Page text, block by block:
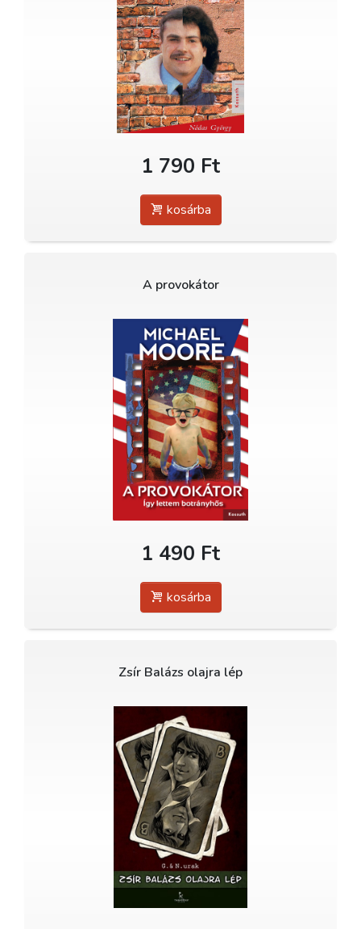
1 790 Ft
kosárba
A provokátor
1 490 Ft
kosárba
Zsír Balázs olajra lép